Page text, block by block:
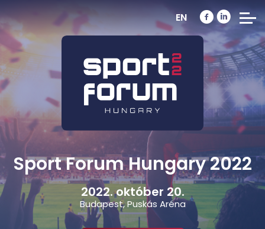
EN
Sport Forum Hungary 2022
2022. október 20.
Budapest, Puskás Aréna